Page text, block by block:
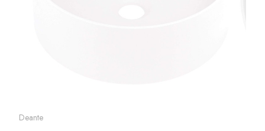
Deante